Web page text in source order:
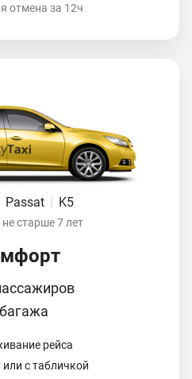
отмена за 12ч
Passat K5
старше 7 лет
рейса
с табличкой